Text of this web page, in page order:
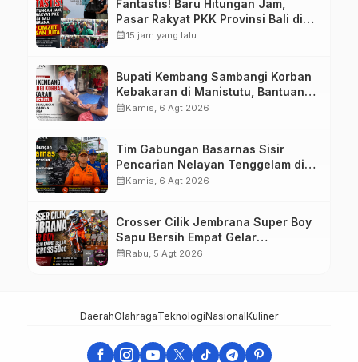
Fantastis! Baru Hitungan Jam,
Pasar Rakyat PKK Provinsi Bali di
Jembrana Raup Omzet Ratusan
calendar_month15 jam yang lalu
Bupati Kembang Sambangi Korban
Kebakaran di Manistutu, Bantuan
Disalurkan untuk Ringankan Beban
calendar_monthKamis, 6 Agt 2026
Tim Gabungan Basarnas Sisir
Pencarian Nelayan Tenggelam di
Perairan Pantai Pengambengan
calendar_monthKamis, 6 Agt 2026
Crosser Cilik Jembrana Super Boy
Sapu Bersih Empat Gelar
Motocross 50cc
calendar_monthRabu, 5 Agt 2026
DaerahOlahragaTeknologiNasionalKuliner